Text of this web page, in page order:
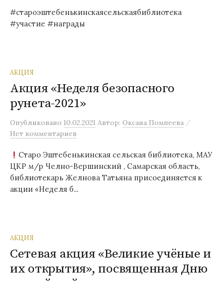
#староэштебенькинскаясельскаябиблиотека
#участие #награды
АКЦИЯ
Акция «Неделя безопасного
рунета-2021»
Опубликовано 10.02.2021 Автор: Оксана Помпеева /
Нет комментариев
Старо Эштебенькинская сельская библиотека, МАУ
ЦКР м/р Челно-Вершинский , Самарская область,
библиотекарь Желнова Татьяна присоединяется к
акции «Неделя б...
АКЦИЯ
Cетевая акция «Великие учёные и
их открытия», посвященная Дню